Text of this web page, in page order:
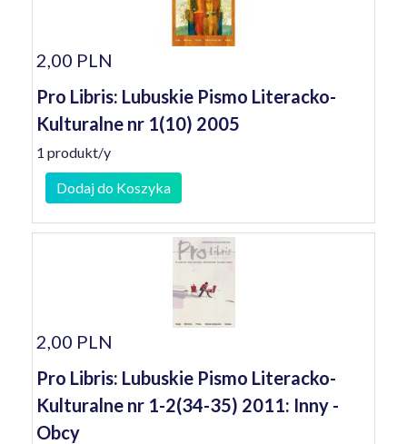
2,00 PLN
Pro Libris: Lubuskie Pismo Literacko-
Kulturalne nr 1(10) 2005
1 produkt/y
Dodaj do Koszyka
2,00 PLN
Pro Libris: Lubuskie Pismo Literacko-
Kulturalne nr 1-2(34-35) 2011: Inny -
Obcy